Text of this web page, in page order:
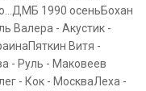
1990 осеньБохан
Валера - Акустик -
Витя -
- Руль - Маковеев
- Кок - МоскваЛеха -